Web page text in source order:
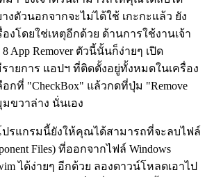
งตัวนอกจากจะไม่ได้ใช้ เกะกะแล้ว ยัง
งโดยใช่เหตุอีกด้วย ด้านการใช้งานเจ้า
App Remover ตัวนี้นั้นก็ง่ายๆ เปิด
ายการ แอปฯ ที่ติดตั้งอยู่ทั้งหมดในเครื่อง
กที่ "CheckBox" แล้วกดที่ปุ่ม "Remove
ขวาล่าง นั่นเอง
ปรแกรมนี้ยังให้คุณได้สามารถที่จะลบไฟล์
Files) ที่ออกจากไฟล์ Windows
ได้ง่ายๆ อีกด้วย ลองดาวน์โหลดเอาไป